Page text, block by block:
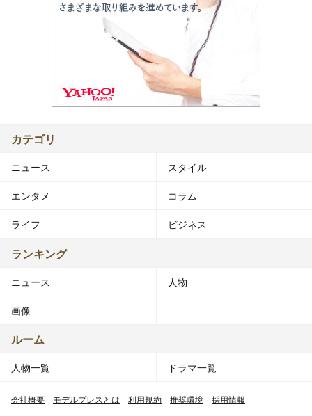
カテゴリ
ニュース スタイル
エンタメ コラム
ライフ ビジネス
ランキング
ニュース 人物
画像
ルーム
人物一覧 ドラマ一覧
会社概要 モデルプレスとは 利用規約 推奨環境 採用情報